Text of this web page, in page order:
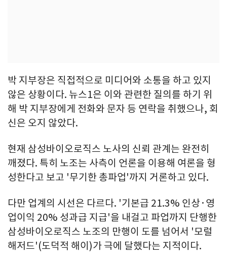
박 지부장은 직접적으로 미디어와 소통을 하고 있지
않은 상황이다. 뉴스1은 이와 관련한 질의를 하기 위
해 박 지부장에게 전화와 문자 등 연락을 취했으나, 회
신은 오지 않았다.
현재 삼성바이오로직스 노사의 신뢰 관계는 완전히
깨졌다. 특히 노조는 사측이 언론을 이용해 여론을 형
성한다고 보고 '무기한 총파업'까지 거론하고 있다.
다만 업계의 시선은 다르다. '기본급 21.3% 인상·영
업이익 20% 성과급 지급'을 내걸고 파업까지 단행한
삼성바이오로직스 노조의 만행이 도를 넘어서 '모럴
해저드'(도덕적 해이)가 극에 달했다는 지적이다.